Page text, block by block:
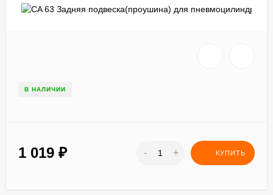
В НАЛИЧИИ
1 019 ₽ - + КУПИТЬ